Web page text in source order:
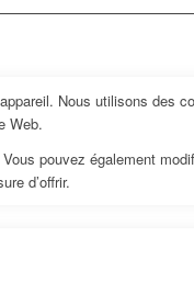
Nous utilisons
Web.
pouvez également
d’offrir.